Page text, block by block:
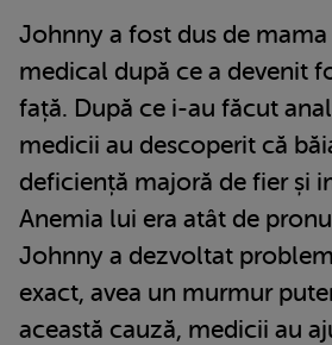
Johnny a fost dus de
medical după ce a devenit
față. După ce i-au făcut
medicii au descoperit că
deficiență majoră de fier și
Anemia lui era atât de
Johnny a dezvoltat
exact, avea un murmur
această cauză, medicii au